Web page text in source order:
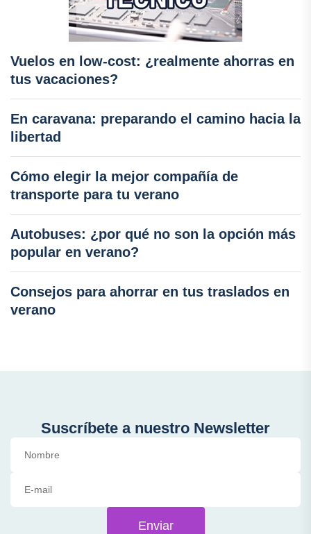
Vuelos en low-cost: ¿realmente ahorras en
tus vacaciones?
En caravana: preparando el camino hacia la
libertad
Cómo elegir la mejor compañía de
transporte para tu verano
Autobuses: ¿por qué no son la opción más
popular en verano?
Consejos para ahorrar en tus traslados en
verano
Suscríbete a nuestro Newsletter
Enviar